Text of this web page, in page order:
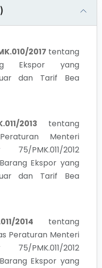
2017 tentang
Ekspor yang
dan Tarif Bea
2013
tentang
Menteri
PMK.011/2012
Ekspor yang
dan Tarif Bea
2014
tentang
Peraturan Menteri
PMK.011/2012
Ekspor yang